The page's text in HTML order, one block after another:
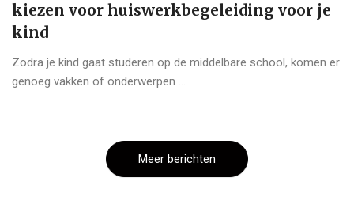
kiezen voor huiswerkbegeleiding voor je
kind
Zodra je kind gaat studeren op de middelbare school, komen er
genoeg vakken of onderwerpen ...
Meer berichten